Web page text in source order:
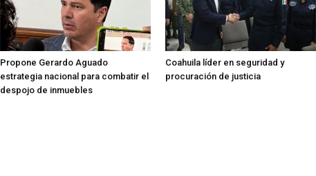
Propone Gerardo Aguado
estrategia nacional para combatir el
despojo de inmuebles
Coahuila líder en seguridad y
procuración de justicia